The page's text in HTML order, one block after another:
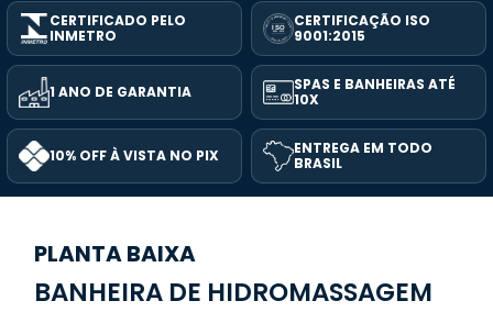
CERTIFICADO PELO
INMETRO
CERTIFICAÇÃO ISO
9001:2015
1 ANO DE GARANTIA
SPAS E BANHEIRAS ATÉ
10X
10% OFF À VISTA NO PIX
ENTREGA EM TODO
BRASIL
PLANTA BAIXA
BANHEIRA DE HIDROMASSAGEM